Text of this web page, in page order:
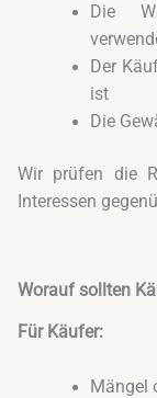
Die
Der
ist
Die
Wir prüfen die
Interessen
Worauf sollten
Für Käufer:
Mängel